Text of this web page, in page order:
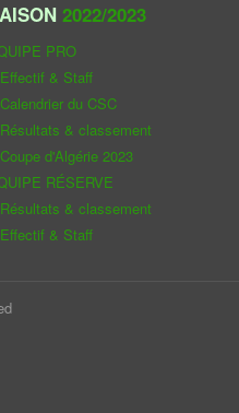
2022/2023
PRO
Effectif & Staff
Calendrier du CSC
Résultats & classement
Coupe d'Algérie 2023
RÉSERVE
Résultats & classement
Effectif & Staff